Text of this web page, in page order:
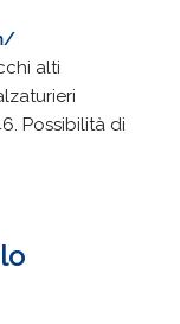
alti
Possibilità di